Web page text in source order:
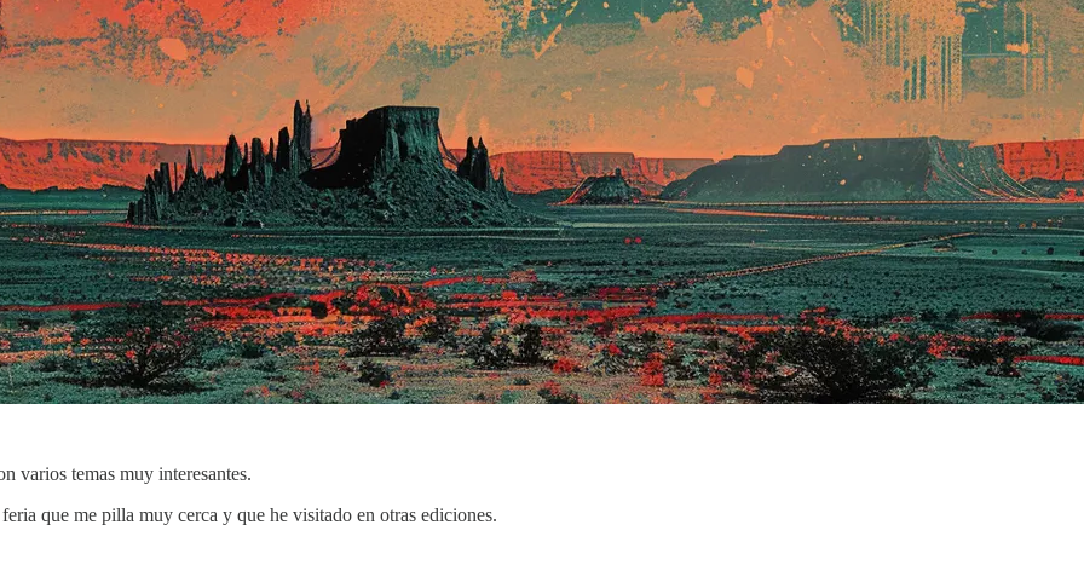
varios temas muy interesantes.
que me pilla muy cerca y que he visitado en otras ediciones.